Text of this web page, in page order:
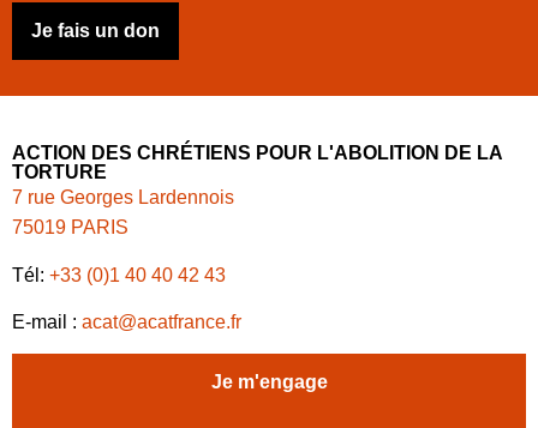
Je fais un don
ACTION DES CHRÉTIENS POUR L'ABOLITION DE LA
TORTURE
7 rue Georges Lardennois
75019 PARIS
Tél: +33 (0)1 40 40 42 43
E-mail : acat@acatfrance.fr
Je m'engage